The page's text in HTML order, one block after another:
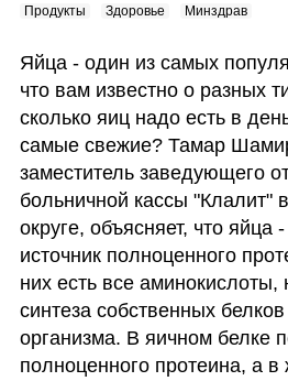
Продукты Здоровье Минздрав
Яйца - один из самых
что вам известно о разных
сколько яиц надо есть в
самые свежие? Тамар
заместитель заведующего
больничной кассы "Клалит"
округе, объясняет, что яйца
источник полноценного
них есть все
синтеза собственных
организма. В яичном белке
полноценного протеина, а